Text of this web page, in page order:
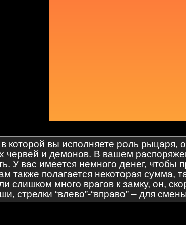
которой вы исполняете роль рыцаря,
червей и демонов. В вашем
У вас имеется немного денег,
также полагается некоторая
слишком много врагов к замку, он,
стрелки “влево”-“вправо” – для